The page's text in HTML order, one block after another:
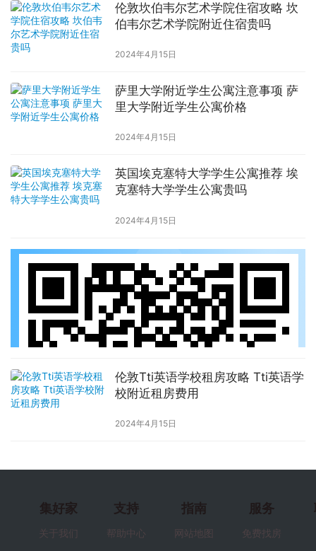
伦敦坎伯韦尔艺术学院住宿攻略 坎
伯韦尔艺术学院附近住宿贵吗
2024年4月15日
萨里大学附近学生公寓注意事项 萨
里大学附近学生公寓价格
2024年4月15日
英国埃克塞特大学学生公寓推荐 埃
克塞特大学学生公寓贵吗
2024年4月15日
伦敦Tti英语学校租房攻略 Tti英语学
校附近租房费用
2024年4月15日
集好家
关于我们
支持
帮助中心
指南
网站地图
服务
免费找房